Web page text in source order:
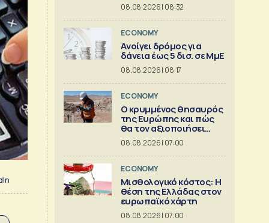
08.08.2026 | 08:32
ECONOMY
Aνοίγει δρόμος για
δάνεια έως 5 δισ. σε ΜμΕ
08.08.2026 | 08:17
ECONOMY
Ο κρυμμένος θησαυρός
της Ευρώπης και πώς
θα τον αξιοποιήσει
[γράφημα]
08.08.2026 | 07:00
ECONOMY
Μισθολογικό κόστος: Η
θέση της Ελλάδας στον
ευρωπαϊκό χάρτη
08.08.2026 | 07:00